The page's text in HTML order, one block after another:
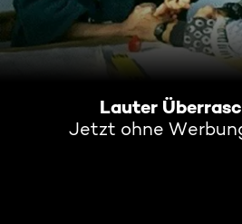
Lauter
Jetzt ohne